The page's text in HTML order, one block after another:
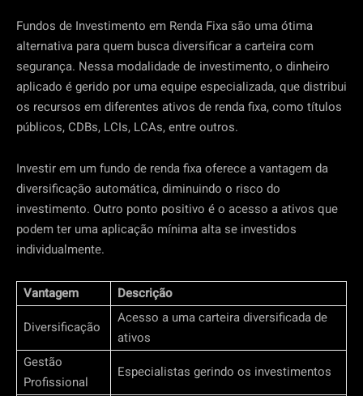
Fundos de Investimento em Renda Fixa são uma ótima
alternativa para quem busca diversificar a carteira com
segurança. Nessa modalidade de investimento, o dinheiro
aplicado é gerido por uma equipe especializada, que distribui
os recursos em diferentes ativos de renda fixa, como títulos
públicos, CDBs, LCIs, LCAs, entre outros.
Investir em um fundo de renda fixa oferece a vantagem da
diversificação automática, diminuindo o risco do
investimento. Outro ponto positivo é o acesso a ativos que
podem ter uma aplicação mínima alta se investidos
individualmente.
Vantagem
Descrição
Diversificação
Acesso a uma carteira diversificada de
ativos
Gestão
Profissional
Especialistas gerindo os investimentos